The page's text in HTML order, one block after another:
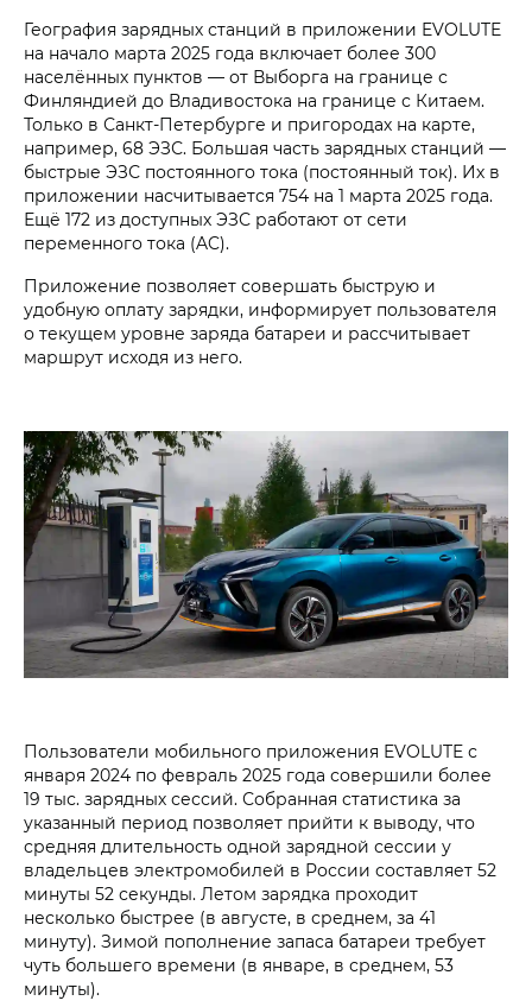
География зарядных станций в приложении EVOLUTE
на начало марта 2025 года включает более 300
населённых пунктов — от Выборга на границе с
Финляндией до Владивостока на границе с Китаем.
Только в Санкт-Петербурге и пригородах на карте,
например, 68 ЭЗС. Большая часть зарядных станций —
быстрые ЭЗС постоянного тока (постоянный ток). Их в
приложении насчитывается 754 на 1 марта 2025 года.
Ещё 172 из доступных ЭЗС работают от сети
переменного тока (AC).
Приложение позволяет совершать быструю и
удобную оплату зарядки, информирует пользователя
о текущем уровне заряда батареи и рассчитывает
маршрут исходя из него.
Пользователи мобильного приложения EVOLUTE с
января 2024 по февраль 2025 года совершили более
19 тыс. зарядных сессий. Собранная статистика за
указанный период позволяет прийти к выводу, что
средняя длительность одной зарядной сессии у
владельцев электромобилей в России составляет 52
минуты 52 секунды. Летом зарядка проходит
несколько быстрее (в августе, в среднем, за 41
минуту). Зимой пополнение запаса батареи требует
чуть большего времени (в январе, в среднем, 53
минуты).